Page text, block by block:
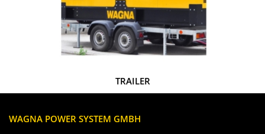
TRAILER
WAGNA POWER SYSTEM GMBH